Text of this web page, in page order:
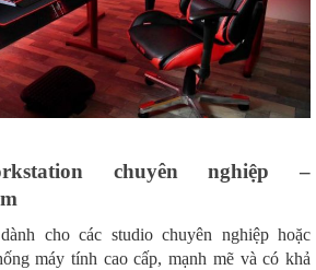
chuyên nghiệp –
cho các studio chuyên nghiệp hoặc
máy tính cao cấp, mạnh mẽ và có khả